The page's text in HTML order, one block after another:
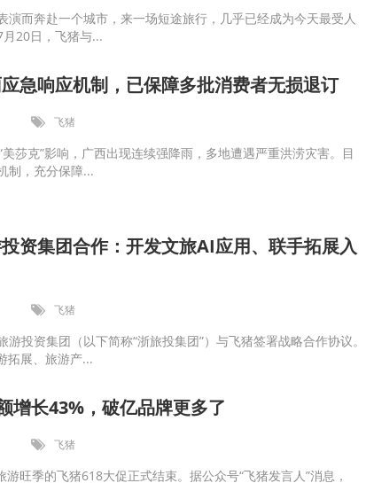
演而奔赴一个城市，来一场短途旅行，几乎已经成为今天最受人
20日，飞猪与...
急响应机制，已保障多批消费者无损退订
飞猪
莎克”影响，广西出现连续强降雨，多地遭遇严重洪涝灾害。目
制，充分保障...
资集团合作：开发文旅AI应用、联手拓展入
飞猪
投资集团（以下简称“浙旅投集团”）与飞猪签署战略合作协议。
拓展、旅游产...
增长43%，破亿品牌更多了
飞猪
旺季的飞猪618大促正式结束。据公众号“飞猪发言人”消息，